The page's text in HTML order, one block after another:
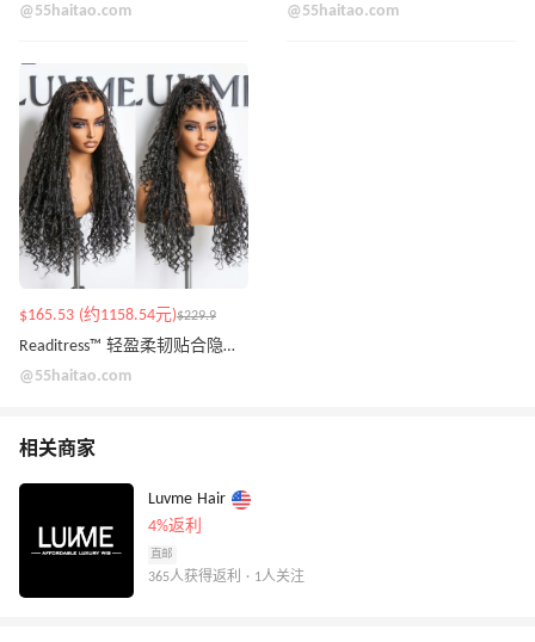
@55haitao.com
@55haitao.com
$165.53 (约1158.54元)$229.9
Readitress™ 轻盈柔韧贴合隐形抽绳假发
@55haitao.com
相关商家
Luvme Hair
4%返利
直邮
365人获得返利 · 1人关注